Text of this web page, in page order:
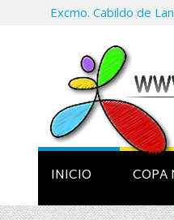
Excmo. Cabildo de
INICIO COPA